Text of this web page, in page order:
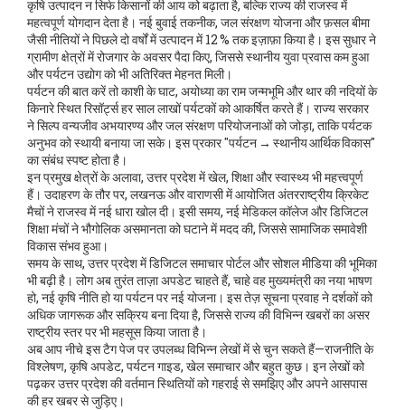
कृषि उत्पादन न सिर्फ किसानों की आय को बढ़ाता है, बल्कि राज्य की राजस्व में
महत्वपूर्ण योगदान देता है। नई बुवाई तकनीक, जल संरक्षण योजना और फ़सल बीमा
जैसी नीतियों ने पिछले दो वर्षों में उत्पादन में 12 % तक इज़ाफ़ा किया है। इस सुधार ने
ग्रामीण क्षेत्रों में रोजगार के अवसर पैदा किए, जिससे स्थानीय युवा प्रवास कम हुआ
और पर्यटन उद्योग को भी अतिरिक्त मेहनत मिली।
पर्यटन की बात करें तो काशी के घाट, अयोध्या का राम जन्मभूमि और थार की नदियों के
किनारे स्थित रिसॉर्ट्स हर साल लाखों पर्यटकों को आकर्षित करते हैं। राज्य सरकार
ने सिल्प वन्यजीव अभयारण्य और जल संरक्षण परियोजनाओं को जोड़ा, ताकि पर्यटक
अनुभव को स्थायी बनाया जा सके। इस प्रकार "पर्यटन → स्थानीय आर्थिक विकास"
का संबंध स्पष्ट होता है।
इन प्रमुख क्षेत्रों के अलावा, उत्तर प्रदेश में खेल, शिक्षा और स्वास्थ्य भी महत्त्वपूर्ण
हैं। उदाहरण के तौर पर, लखनऊ और वाराणसी में आयोजित अंतरराष्ट्रीय क्रिकेट
मैचों ने राजस्व में नई धारा खोल दी। इसी समय, नई मेडिकल कॉलेज और डिजिटल
शिक्षा मंचों ने भौगोलिक असमानता को घटाने में मदद की, जिससे सामाजिक समावेशी
विकास संभव हुआ।
समय के साथ, उत्तर प्रदेश में डिजिटल समाचार पोर्टल और सोशल मीडिया की भूमिका
भी बढ़ी है। लोग अब तुरंत ताज़ा अपडेट चाहते हैं, चाहे वह मुख्यमंत्री का नया भाषण
हो, नई कृषि नीति हो या पर्यटन पर नई योजना। इस तेज़ सूचना प्रवाह ने दर्शकों को
अधिक जागरूक और सक्रिय बना दिया है, जिससे राज्य की विभिन्न खबरों का असर
राष्ट्रीय स्तर पर भी महसूस किया जाता है।
अब आप नीचे इस टैग पेज पर उपलब्ध विभिन्न लेखों में से चुन सकते हैं—राजनीति के
विश्लेषण, कृषि अपडेट, पर्यटन गाइड, खेल समाचार और बहुत कुछ। इन लेखों को
पढ़कर उत्तर प्रदेश की वर्तमान स्थितियों को गहराई से समझिए और अपने आसपास
की हर खबर से जुड़िए।